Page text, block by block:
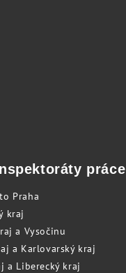
práce
Praha
kraj
a Vysočinu
a Karlovarský kraj
a Liberecký kraj